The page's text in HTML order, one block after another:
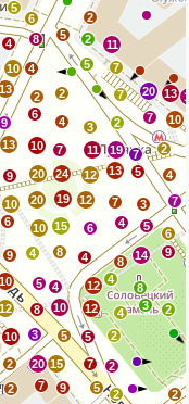
10
9
10
6
4
10 15
20
20
24
19
12
12
7
10
13
9
9
13
10 4
4
5
8
6
5
2
2
11
13
20
7
7
7
5
4
2
2
6
11
3 2
19
13
5
7
2
4
7
3
6
10
2
9
14
8
5
4
7
6
12
4
8
5
4
10
12
4
8
3
4
2
5
7
15
5
20
3
8
12
10
2
2 7
9
5
2
2
2